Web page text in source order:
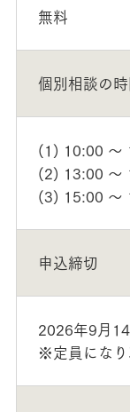
無料
個別相談の
(1) 10:00 ～
(2) 13:00 ～
(3) 15:00 ～
申込締切
2026年9月
※定員になり